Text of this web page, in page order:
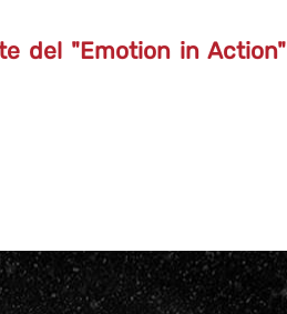
del "Emotion in Action"